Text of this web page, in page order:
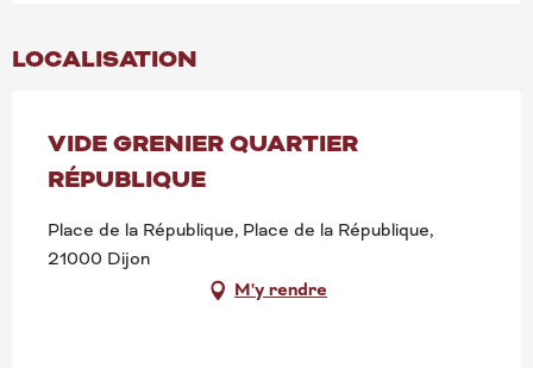
LOCALISATION
VIDE GRENIER QUARTIER
RÉPUBLIQUE
Place de la République, Place de la République,
21000 Dijon
M'y rendre